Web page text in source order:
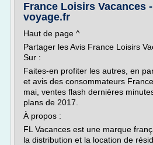
France Loisirs Vacances
voyage.fr
Haut de page ^
Partager les Avis France Loisirs
Sur :
Faites-en profiter les autres, en
et avis des consommateurs
mai, ventes flash dernières
plans de 2017.
À propos :
FL Vacances est une marque
la distribution et la location de